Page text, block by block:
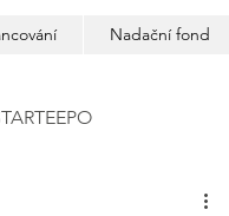
Nadační fond